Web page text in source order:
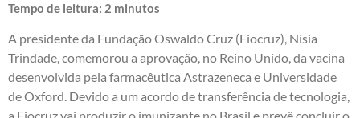
Tempo de leitura: 2 minutos
A presidente da Fundação Oswaldo Cruz (Fiocruz), Nísia
Trindade, comemorou a aprovação, no Reino Unido, da vacina
desenvolvida pela farmacêutica Astrazeneca e Universidade
de Oxford. Devido a um acordo de transferência de tecnologia,